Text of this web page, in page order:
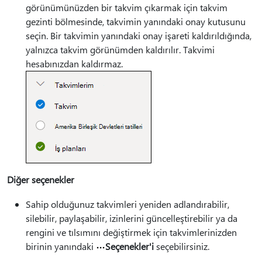
görünümünüzden bir takvim çıkarmak için takvim
gezinti bölmesinde, takvimin yanındaki onay kutusunu
seçin. Bir takvimin yanındaki onay işareti kaldırıldığında,
yalnızca takvim görünümden kaldırılır. Takvimi
hesabınızdan kaldırmaz.
Diğer seçenekler
Sahip olduğunuz takvimleri yeniden adlandırabilir,
silebilir, paylaşabilir, izinlerini güncelleştirebilir ya da
rengini ve tılsımını değiştirmek için takvimlerinizden
birinin yanındaki
Seçenekler'iseçebilirsiniz.